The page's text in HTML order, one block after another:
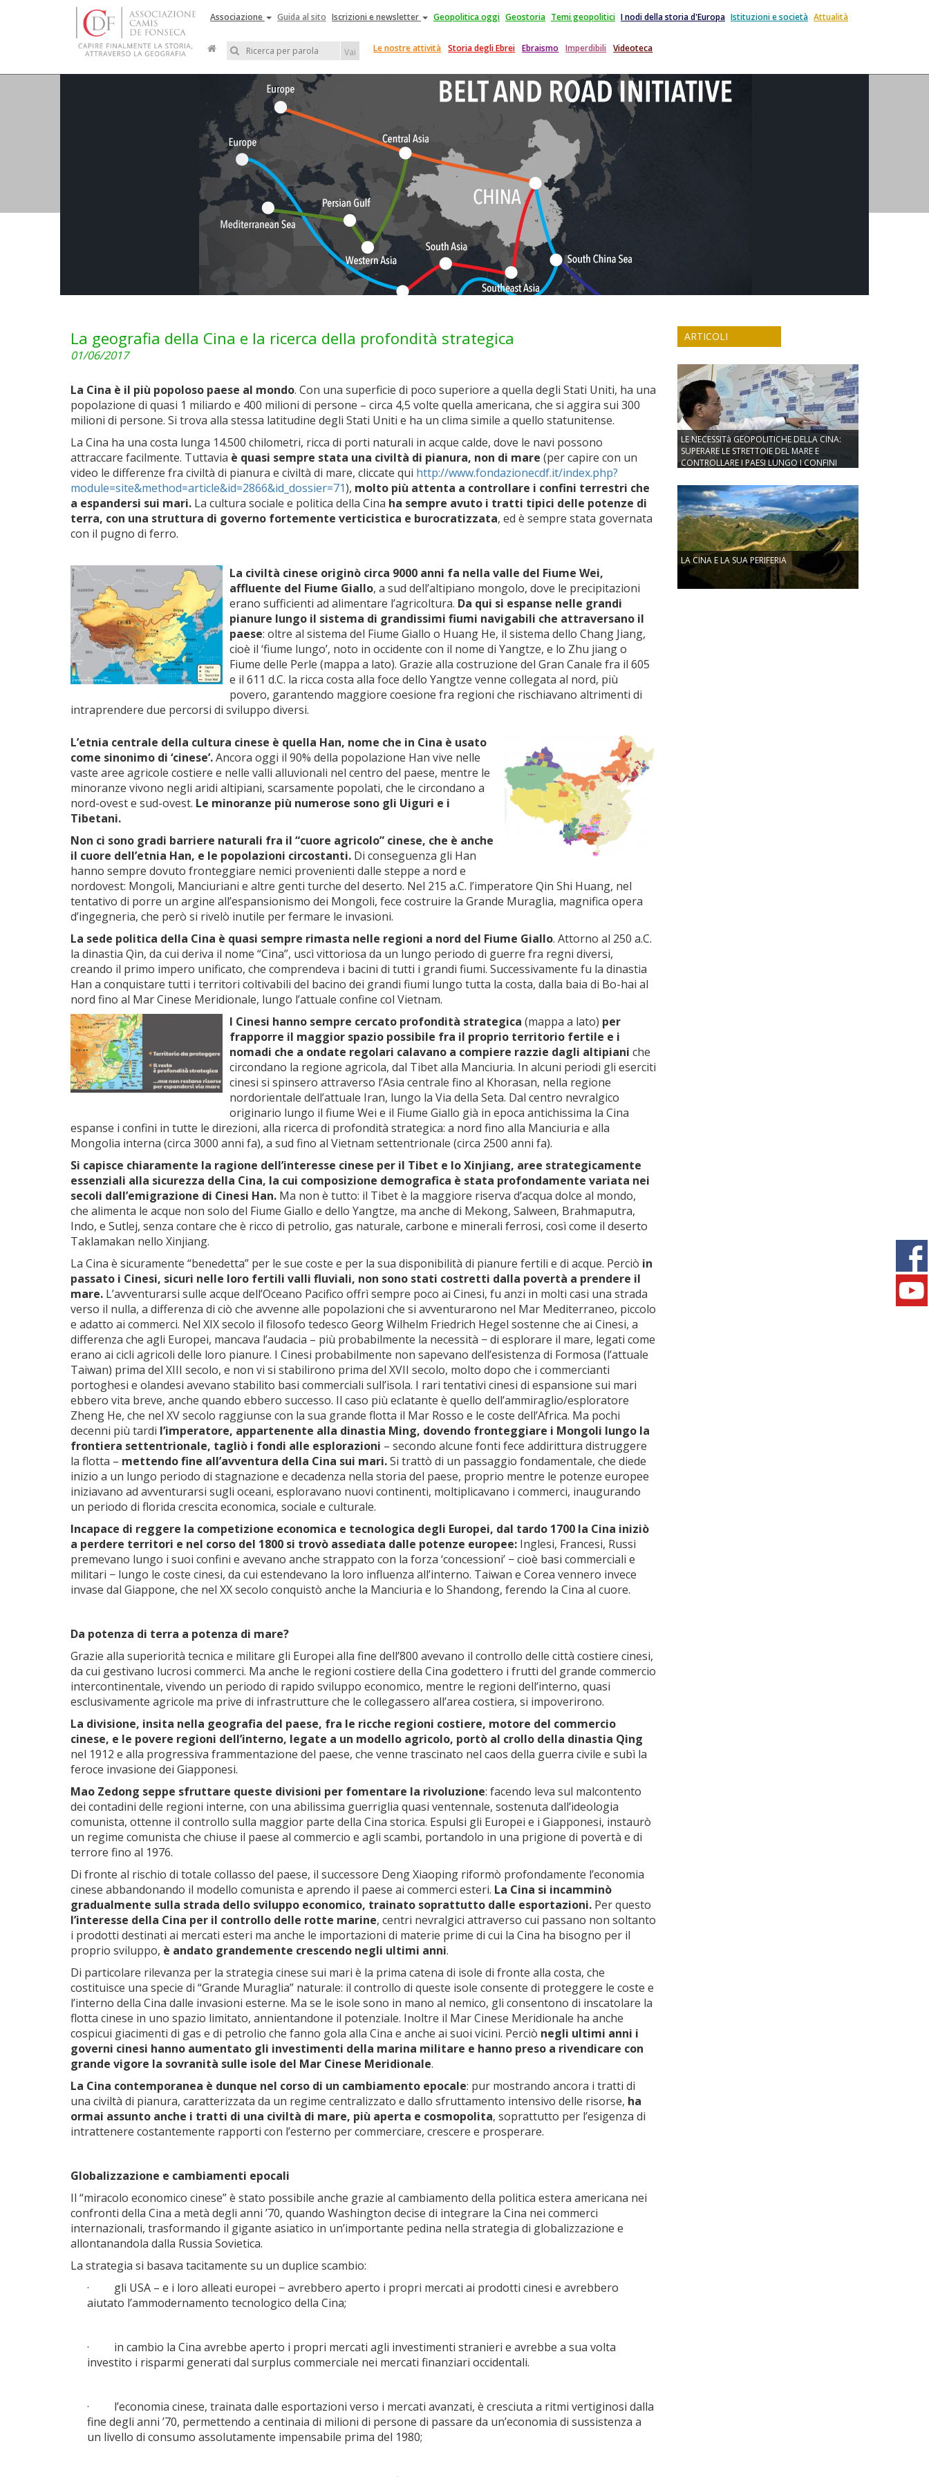
Associazione Guida al sito Iscrizioni e newsletter Geopolitica oggi Geostoria Temi geopolitici I nodi della storia d'Europa Istituzioni e società Attualità
Vai Le nostre attività Storia degli Ebrei Ebraismo Imperdibili Videoteca
La geografia della Cina e la ricerca della profondità strategica
01/06/2017
La Cina è il più popoloso paese al mondo. Con una superficie di poco superiore a quella degli Stati Uniti, ha una
popolazione di quasi 1 miliardo e 400 milioni di persone – circa 4,5 volte quella americana, che si aggira sui 300
milioni di persone. Si trova alla stessa latitudine degli Stati Uniti e ha un clima simile a quello statunitense.
La Cina ha una costa lunga 14.500 chilometri, ricca di porti naturali in acque calde, dove le navi possono
attraccare facilmente. Tuttavia è quasi sempre stata una civiltà di pianura, non di mare (per capire con un
video le differenze fra civiltà di pianura e civiltà di mare, cliccate qui http://www.fondazionecdf.it/index.php?
module=site&method=article&id=2866&id_dossier=71), molto più attenta a controllare i confini terrestri che
a espandersi sui mari. La cultura sociale e politica della Cina ha sempre avuto i tratti tipici delle potenze di
terra, con una struttura di governo fortemente verticistica e burocratizzata, ed è sempre stata governata
con il pugno di ferro.
La civiltà cinese originò circa 9000 anni fa nella valle del Fiume Wei,
affluente del Fiume Giallo, a sud dell’altipiano mongolo, dove le precipitazioni
erano sufficienti ad alimentare l’agricoltura. Da qui si espanse nelle grandi
pianure lungo il sistema di grandissimi fiumi navigabili che attraversano il
paese: oltre al sistema del Fiume Giallo o Huang He, il sistema dello Chang Jiang,
cioè il ‘fiume lungo’, noto in occidente con il nome di Yangtze, e lo Zhu jiang o
Fiume delle Perle (mappa a lato). Grazie alla costruzione del Gran Canale fra il 605
e il 611 d.C. la ricca costa alla foce dello Yangtze venne collegata al nord, più
povero, garantendo maggiore coesione fra regioni che rischiavano altrimenti di
intraprendere due percorsi di sviluppo diversi.
L’etnia centrale della cultura cinese è quella Han, nome che in Cina è usato
come sinonimo di ‘cinese’.Ancora oggi il 90% della popolazione Han vive nelle
vaste aree agricole costiere e nelle valli alluvionali nel centro del paese, mentre le
minoranze vivono negli aridi altipiani, scarsamente popolati, che le circondano a
nord-ovest e sud-ovest. Le minoranze più numerose sono gli Uiguri e i
Tibetani.
Non ci sono gradi barriere naturali fra il “cuore agricolo” cinese, che è anche
il cuore dell’etnia Han, e le popolazioni circostanti. Di conseguenza gli Han
hanno sempre dovuto fronteggiare nemici provenienti dalle steppe a nord e
nordovest: Mongoli, Manciuriani e altre genti turche del deserto. Nel 215 a.C. l’imperatore Qin Shi Huang, nel
tentativo di porre un argine all’espansionismo dei Mongoli, fece costruire la Grande Muraglia, magnifica opera
d’ingegneria, che però si rivelò inutile per fermare le invasioni.
La sede politica della Cina è quasi sempre rimasta nelle regioni a nord del Fiume Giallo. Attorno al 250 a.C.
la dinastia Qin, da cui deriva il nome “Cina”, uscì vittoriosa da un lungo periodo di guerre fra regni diversi,
creando il primo impero unificato, che comprendeva i bacini di tutti i grandi fiumi. Successivamente fu la dinastia
Han a conquistare tutti i territori coltivabili del bacino dei grandi fiumi lungo tutta la costa, dalla baia di Bo-hai al
nord fino al Mar Cinese Meridionale, lungo l’attuale confine col Vietnam.
I Cinesi hanno sempre cercato profondità strategica (mappa a lato) per
frapporre il maggior spazio possibile fra il proprio territorio fertile e i
nomadi che a ondate regolari calavano a compiere razzie dagli altipiani che
circondano la regione agricola, dal Tibet alla Manciuria. In alcuni periodi gli eserciti
cinesi si spinsero attraverso l’Asia centrale fino al Khorasan, nella regione
nordorientale dell’attuale Iran, lungo la Via della Seta. Dal centro nevralgico
originario lungo il fiume Wei e il Fiume Giallo già in epoca antichissima la Cina
espanse i confini in tutte le direzioni, alla ricerca di profondità strategica: a nord fino alla Manciuria e alla
Mongolia interna (circa 3000 anni fa), a sud fino al Vietnam settentrionale (circa 2500 anni fa).
Si capisce chiaramente la ragione dell’interesse cinese per il Tibet e lo Xinjiang, aree strategicamente
essenziali alla sicurezza della Cina, la cui composizione demografica è stata profondamente variata nei
secoli dall’emigrazione di Cinesi Han. Ma non è tutto: il Tibet è la maggiore riserva d’acqua dolce al mondo,
che alimenta le acque non solo del Fiume Giallo e dello Yangtze, ma anche di Mekong, Salween, Brahmaputra,
Indo, e Sutlej, senza contare che è ricco di petrolio, gas naturale, carbone e minerali ferrosi, così come il deserto
Taklamakan nello Xinjiang.
La Cina è sicuramente “benedetta” per le sue coste e per la sua disponibilità di pianure fertili e di acque. Perciò in
passato i Cinesi, sicuri nelle loro fertili valli fluviali, non sono stati costretti dalla povertà a prendere il
mare. L’avventurarsi sulle acque dell’Oceano Pacifico offrì sempre poco ai Cinesi, fu anzi in molti casi una strada
verso il nulla, a differenza di ciò che avvenne alle popolazioni che si avventurarono nel Mar Mediterraneo, piccolo
e adatto ai commerci. Nel XIX secolo il filosofo tedesco Georg Wilhelm Friedrich Hegel sostenne che ai Cinesi, a
differenza che agli Europei, mancava l’audacia – più probabilmente la necessità − di esplorare il mare, legati come
erano ai cicli agricoli delle loro pianure. I Cinesi probabilmente non sapevano dell’esistenza di Formosa (l’attuale
Taiwan) prima del XIII secolo, e non vi si stabilirono prima del XVII secolo, molto dopo che i commercianti
portoghesi e olandesi avevano stabilito basi commerciali sull’isola. I rari tentativi cinesi di espansione sui mari
ebbero vita breve, anche quando ebbero successo. Il caso più eclatante è quello dell’ammiraglio/esploratore
Zheng He, che nel XV secolo raggiunse con la sua grande flotta il Mar Rosso e le coste dell’Africa. Ma pochi
decenni più tardi l’imperatore, appartenente alla dinastia Ming, dovendo fronteggiare i Mongoli lungo la
frontiera settentrionale, tagliò i fondi alle esplorazioni – secondo alcune fonti fece addirittura distruggere
la flotta – mettendo fine all’avventura della Cina sui mari.Si trattò di un passaggio fondamentale, che diede
inizio a un lungo periodo di stagnazione e decadenza nella storia del paese, proprio mentre le potenze europee
iniziavano ad avventurarsi sugli oceani, esploravano nuovi continenti, moltiplicavano i commerci, inaugurando
un periodo di florida crescita economica, sociale e culturale.
Incapace di reggere la competizione economica e tecnologica degli Europei, dal tardo 1700 la Cina iniziò
a perdere territori e nel corso del 1800 si trovò assediata dalle potenze europee: Inglesi, Francesi, Russi
premevano lungo i suoi confini e avevano anche strappato con la forza ‘concessioni’ − cioè basi commerciali e
militari − lungo le coste cinesi, da cui estendevano la loro influenza all’interno. Taiwan e Corea vennero invece
invase dal Giappone, che nel XX secolo conquistò anche la Manciuria e lo Shandong, ferendo la Cina al cuore.
Da potenza di terra a potenza di mare?
Grazie alla superiorità tecnica e militare gli Europei alla fine dell’800 avevano il controllo delle città costiere cinesi,
da cui gestivano lucrosi commerci. Ma anche le regioni costiere della Cina godettero i frutti del grande commercio
intercontinentale, vivendo un periodo di rapido sviluppo economico, mentre le regioni dell’interno, quasi
esclusivamente agricole ma prive di infrastrutture che le collegassero all’area costiera, si impoverirono.
La divisione, insita nella geografia del paese, fra le ricche regioni costiere, motore del commercio
cinese, e le povere regioni dell’interno, legate a un modello agricolo, portò al crollo della dinastia Qing
nel 1912 e alla progressiva frammentazione del paese, che venne trascinato nel caos della guerra civile e subì la
feroce invasione dei Giapponesi.
Mao Zedong seppe sfruttare queste divisioni per fomentare la rivoluzione: facendo leva sul malcontento
dei contadini delle regioni interne, con una abilissima guerriglia quasi ventennale, sostenuta dall’ideologia
comunista, ottenne il controllo sulla maggior parte della Cina storica. Espulsi gli Europei e i Giapponesi, instaurò
un regime comunista che chiuse il paese al commercio e agli scambi, portandolo in una prigione di povertà e di
terrore fino al 1976.
Di fronte al rischio di totale collasso del paese, il successore Deng Xiaoping riformò profondamente l’economia
cinese abbandonando il modello comunista e aprendo il paese ai commerci esteri. La Cina si incamminò
gradualmente sulla strada dello sviluppo economico, trainato soprattutto dalle esportazioni. Per questo
l’interesse della Cina per il controllo delle rotte marine, centri nevralgici attraverso cui passano non soltanto
i prodotti destinati ai mercati esteri ma anche le importazioni di materie prime di cui la Cina ha bisogno per il
proprio sviluppo, è andato grandemente crescendo negli ultimi anni.
Di particolare rilevanza per la strategia cinese sui mari è la prima catena di isole di fronte alla costa, che
costituisce una specie di “Grande Muraglia” naturale: il controllo di queste isole consente di proteggere le coste e
l’interno della Cina dalle invasioni esterne. Ma se le isole sono in mano al nemico, gli consentono di inscatolare la
flotta cinese in uno spazio limitato, annientandone il potenziale. Inoltre il Mar Cinese Meridionale ha anche
cospicui giacimenti di gas e di petrolio che fanno gola alla Cina e anche ai suoi vicini. Perciò negli ultimi anni i
governi cinesi hanno aumentato gli investimenti della marina militare e hanno preso a rivendicare con
grande vigore la sovranità sulle isole del Mar Cinese Meridionale.
La Cina contemporanea è dunque nel corso di un cambiamento epocale: pur mostrando ancora i tratti di
una civiltà di pianura, caratterizzata da un regime centralizzato e dallo sfruttamento intensivo delle risorse, ha
ormai assunto anche i tratti di una civiltà di mare, più aperta e cosmopolita, soprattutto per l’esigenza di
intrattenere costantemente rapporti con l’esterno per commerciare, crescere e prosperare.
Globalizzazione e cambiamenti epocali
Il “miracolo economico cinese” è stato possibile anche grazie al cambiamento della politica estera americana nei
confronti della Cina a metà degli anni ’70, quando Washington decise di integrare la Cina nei commerci
internazionali, trasformando il gigante asiatico in un’importante pedina nella strategia di globalizzazione e
allontanandola dalla Russia Sovietica.
La strategia si basava tacitamente su un duplice scambio:
· gli USA – e i loro alleati europei − avrebbero aperto i propri mercati ai prodotti cinesi e avrebbero
aiutato l’ammodernamento tecnologico della Cina;
· in cambio la Cina avrebbe aperto i propri mercati agli investimenti stranieri e avrebbe a sua volta
investito i risparmi generati dal surplus commerciale nei mercati finanziari occidentali.
· l’economia cinese, trainata dalle esportazioni verso i mercati avanzati, è cresciuta a ritmi vertiginosi dalla
fine degli anni ’70, permettendo a centinaia di milioni di persone di passare da un’economia di sussistenza a
un livello di consumo assolutamente impensabile prima del 1980;
ARTICOLI
LE NECESSITà GEOPOLITICHE DELLA CINA:
SUPERARE LE STRETTOIE DEL MARE E
CONTROLLARE I PAESI LUNGO I CONFINI
LA CINA E LA SUA PERIFERIA